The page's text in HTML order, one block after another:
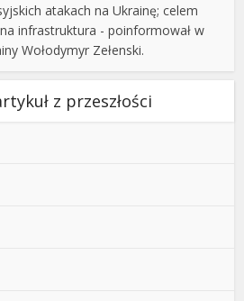
atakach na Ukrainę; celem
infrastruktura - poinformował w
Wołodymyr Zełenski.
z przeszłości